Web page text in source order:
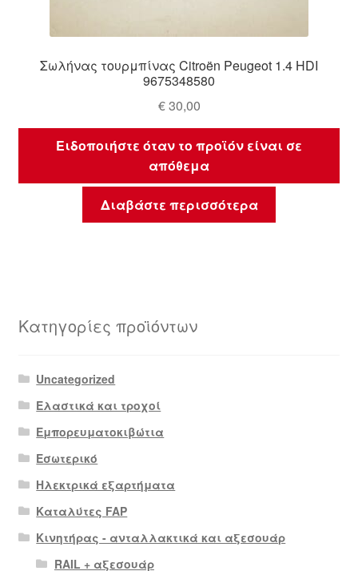
Σωλήνας τουρμπίνας Citroën Peugeot 1.4 HDI
9675348580
€30,00
Ειδοποιήστε όταν το προϊόν είναι σε
απόθεμα
Διαβάστε περισσότερα
Κατηγορίες προϊόντων
Uncategorized
Ελαστικά και τροχοί
Εμπορευματοκιβώτια
Εσωτερικό
Ηλεκτρικά εξαρτήματα
Καταλύτες FAP
Κινητήρας - ανταλλακτικά και αξεσουάρ
RAIL + αξεσουάρ